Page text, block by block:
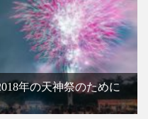
年の天神祭のために